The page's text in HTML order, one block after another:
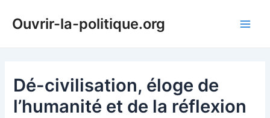
Ouvrir-la-politique.org
Dé-civilisation, éloge de
l’humanité et de la réflexion